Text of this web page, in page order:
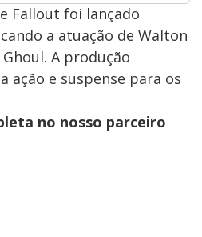
Fallout foi lançado
a atuação de Walton
A produção
e suspense para os
no nosso parceiro